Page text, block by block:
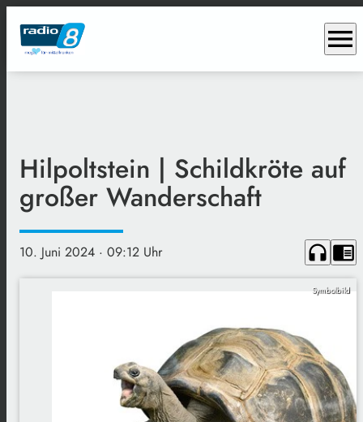
menu
Hilpoltstein | Schildkröte auf
großer Wanderschaft
10. Juni 2024 · 09:12 Uhr headphones chrome_reader_mode
Symbolbild